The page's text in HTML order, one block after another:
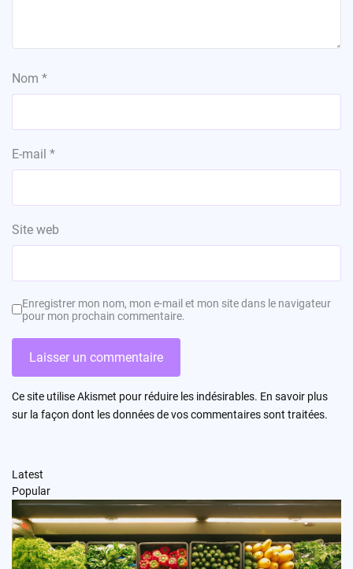
Nom *
E-mail *
Site web
Enregistrer mon nom, mon e-mail et mon site dans le navigateur
pour mon prochain commentaire.
Ce site utilise Akismet pour réduire les indésirables. En savoir plus
sur la façon dont les données de vos commentaires sont traitées.
Latest
Popular